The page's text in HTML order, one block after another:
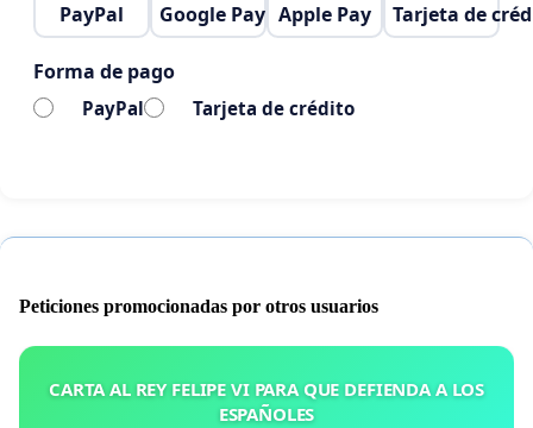
PayPal Google Pay Apple Pay Tarjeta de
Forma de pago
PayPal Tarjeta de crédito
Peticiones promocionadas por otros usuarios
CARTA AL REY FELIPE VI PARA QUE DEFIENDA A LOS
ESPAÑOLES